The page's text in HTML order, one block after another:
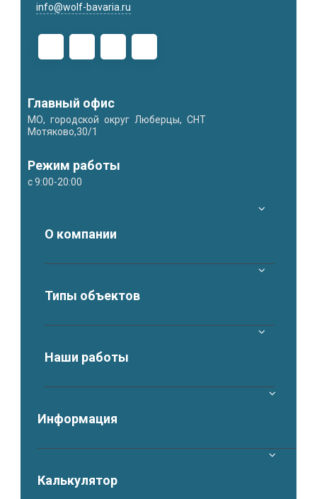
info@wolf-bavaria.ru
Главный офис
МО, городской округ Люберцы, СНТ
Мотяково,30/1
Режим работы
с 9:00-20:00
О компании
Типы объектов
Наши работы
Информация
Калькулятор